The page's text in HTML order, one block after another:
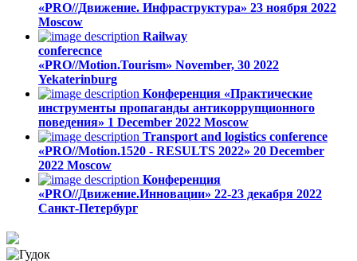
«PRO//Движение. Инфраструктура» 23 ноября 2022
Moscow
Railway
conferecnce
«PRO//Motion.Tourism» November, 30 2022
Yekaterinburg
Конференция «Практические
инструменты пропаганды антикоррупционного
поведения» 1 December 2022 Moscow
Transport and logistics conference
«PRO//Motion.1520 - RESULTS 2022» 20 December
2022 Moscow
Конференция
«PRO//Движение.Инновации» 22-23 декабря 2022
Санкт-Петербург